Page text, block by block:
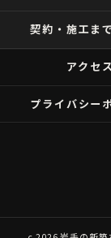
契約・施工ま
アクセス
プライバシー